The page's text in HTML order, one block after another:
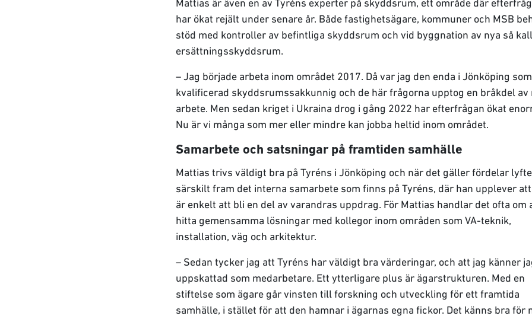
Mattias är även en av Tyréns experter på skyddsrum, ett område där
har ökat rejält under senare år. Både fastighetsägare, kommuner och MSB
stöd med kontroller av befintliga skyddsrum och vid byggnation av nya så
ersättningsskyddsrum.
– Jag började arbeta inom området 2017. Då var jag den enda i Jönköping
kvalificerad skyddsrumssakkunnig och de här frågorna upptog en bråkdel av
arbete. Men sedan kriget i Ukraina drog i gång 2022 har efterfrågan ökat
Nu är vi många som mer eller mindre kan jobba heltid inom området.
Samarbete och satsningar på framtiden samhälle
Mattias trivs väldigt bra på Tyréns i Jönköping och när det gäller fördelar
särskilt fram det interna samarbete som finns på Tyréns, där han upplever
är enkelt att bli en del av varandras uppdrag. För Mattias handlar det ofta om
hitta gemensamma lösningar med kollegor inom områden som VA-teknik,
installation, väg och arkitektur.
– Sedan tycker jag att Tyréns har väldigt bra värderingar, och att jag känner
uppskattad som medarbetare. Ett ytterligare plus är ägarstrukturen. Med en
stiftelse som ägare går vinsten till forskning och utveckling för ett framtida
samhälle, i stället för att den hamnar i ägarnas egna fickor. Det känns bra för